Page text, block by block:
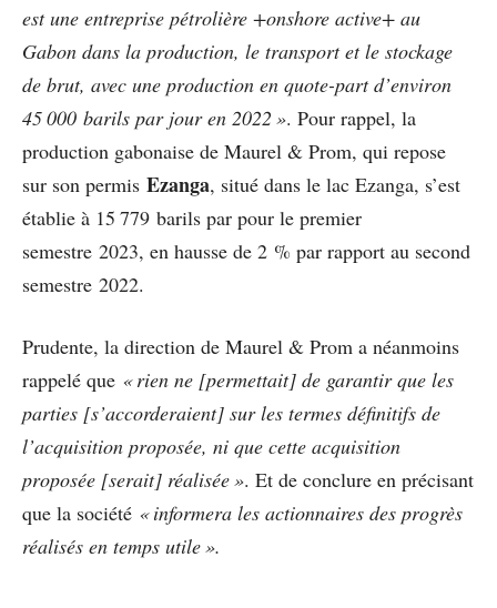
est une entreprise pétrolière +onshore active+ au
Gabon dans la production, le transport et le stockage
de brut, avec une production en quote-part d’environ
45 000 barils par jour en 2022 ». Pour rappel, la
production gabonaise de Maurel & Prom, qui repose
sur son permis Ezanga, situé dans le lac Ezanga, s’est
établie à 15 779 barils par pour le premier
semestre 2023, en hausse de 2 % par rapport au second
semestre 2022.
Prudente, la direction de Maurel & Prom a néanmoins
rappelé que « rien ne [permettait] de garantir que les
parties [s’accorderaient] sur les termes définitifs de
l’acquisition proposée, ni que cette acquisition
proposée [serait] réalisée ». Et de conclure en précisant
que la société « informera les actionnaires des progrès
réalisés en temps utile ».